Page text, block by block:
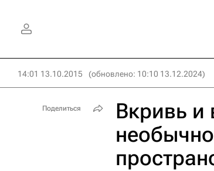
14:01 13.10.2015 (обновлено: 10:10 13.12.2024)
Вкривь и
Поделиться